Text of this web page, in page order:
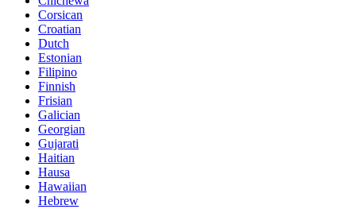
Corsican
Croatian
Dutch
Estonian
Filipino
Finnish
Frisian
Galician
Georgian
Gujarati
Haitian
Hausa
Hawaiian
Hebrew